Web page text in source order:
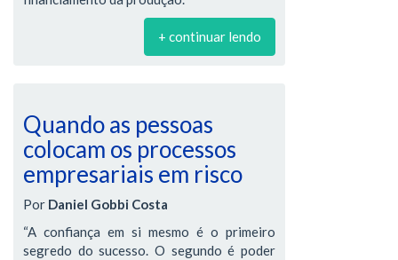
+ continuar lendo
Quando as pessoas
colocam os processos
empresariais em risco
Por Daniel Gobbi Costa
“A confiança em si mesmo é o primeiro
segredo do sucesso. O segundo é poder